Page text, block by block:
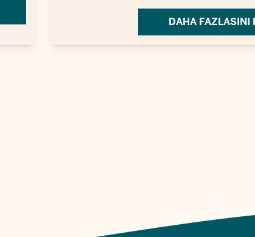
DAHA FAZLASINI